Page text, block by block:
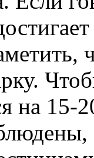
на 15-